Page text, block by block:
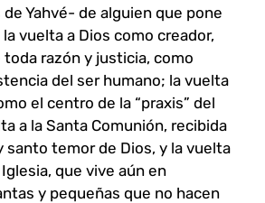
Yahvé- de alguien que pone
vuelta a Dios como creador,
razón y justicia, como
del ser humano; la vuelta
el centro de la “praxis” del
a la Santa Comunión, recibida
santo temor de Dios, y la vuelta
que vive aún en
y pequeñas que no hacen